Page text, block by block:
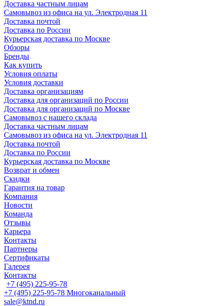
Доставка частным лицам
Самовывоз из офиса на ул. Электродная 11
Доставка почтой
Доставка по России
Курьерская доставка по Москве
Обзоры
Бренды
Как купить
Условия оплаты
Условия доставки
Доставка организациям
Доставка для организаций по России
Доставка для организаций по Москве
Самовывоз с нашего склада
Доставка частным лицам
Самовывоз из офиса на ул. Электродная 11
Доставка почтой
Доставка по России
Курьерская доставка по Москве
Возврат и обмен
Скидки
Гарантия на товар
Компания
Новости
Команда
Отзывы
Карьера
Контакты
Партнеры
Сертификаты
Галерея
Контакты
+7 (495) 225-95-78
+7 (495) 225-95-78 Многоканальный
sale@ktnd.ru